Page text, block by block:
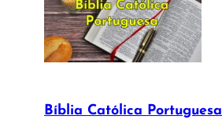
Bíblia Católica Portuguesa